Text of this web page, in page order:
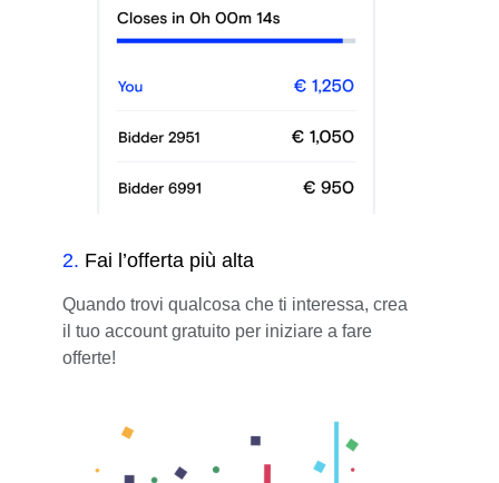
2. Fai l’offerta più alta
Quando trovi qualcosa che ti interessa, crea
il tuo account gratuito per iniziare a fare
offerte!